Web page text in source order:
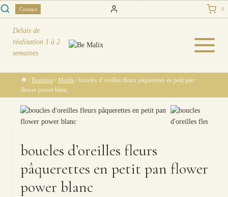
Skip
to
content
Contact 0
Délais de
réalisation 1 à 2
semaines
/ Boutique / Motifs / boucles d’oreilles fleurs pâquerettes en petit pan
flower power blanc
boucles d’oreilles fleurs
pâquerettes en petit pan flower
power blanc